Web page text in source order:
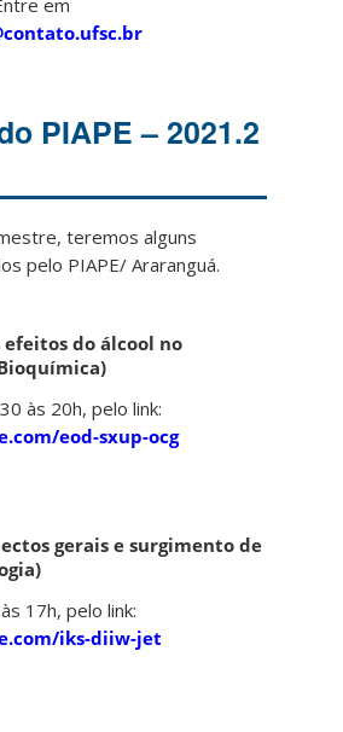
PIAPE – 2021.2
teremos alguns
pelo PIAPE/ Araranguá.
efeitos do álcool no
às 20h, pelo link:
eod-sxup-ocg
gerais e surgimento de
17h, pelo link:
iks-diiw-jet